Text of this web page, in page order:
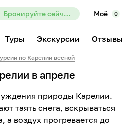
Бронируйте сейчас — предоплата всего 10% Моё 0
Туры Экскурсии Отзывы
по Карелии весной
в апреле
природы Карелии.
таять снега, вскрываться
а воздух прогревается до